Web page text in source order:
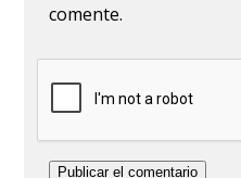
comente.